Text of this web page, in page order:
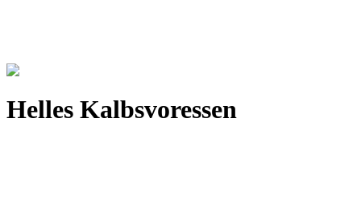
Helles Kalbsvoressen